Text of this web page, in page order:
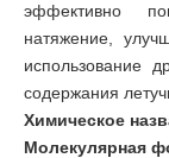
эффективно
натяжение,
использование
содержания
Химическое
Молекулярная